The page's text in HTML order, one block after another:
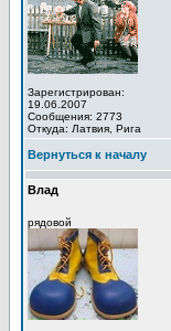
Зарегистрирован:
19.06.2007
Сообщения: 2773
Откуда: Латвия, Рига
Вернуться к началу
Влад
рядовой